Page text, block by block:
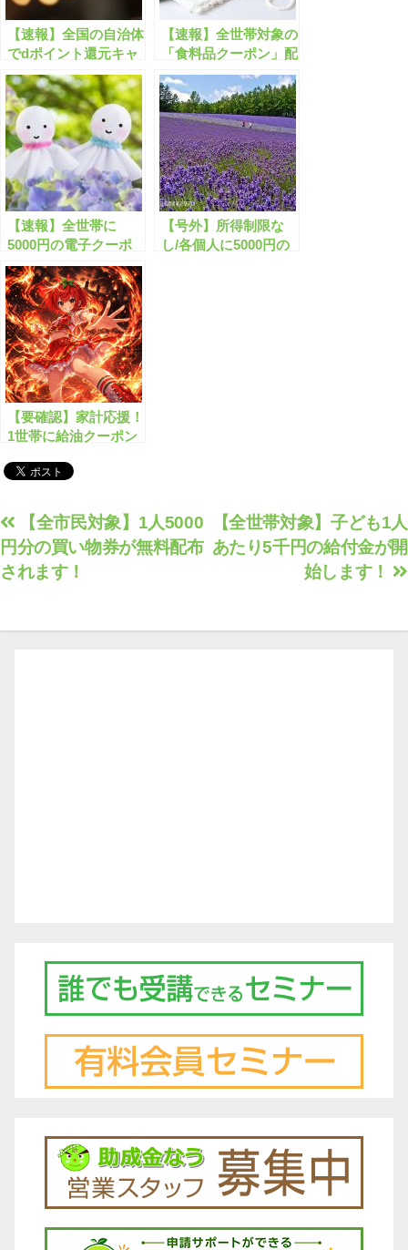
【速報】全国の自治体
でdポイント還元キャ
ンペーンが開始しま
す！
【速報】全世帯対象の
「食料品クーポン」配
布が開始する？
【速報】全世帯に
5000円の電子クーポ
ン配布が開始します！
【号外】所得制限な
し/各個人に5000円の
【要確認】家計応援！
1世帯に給油クーポン
投
稿
ナ
ゲ
【全世帯対象】子ども1人
あたり5千円の給付金が開
始します！
【全市民対象】1人5000
円分の買い物券が無料配布
されます！